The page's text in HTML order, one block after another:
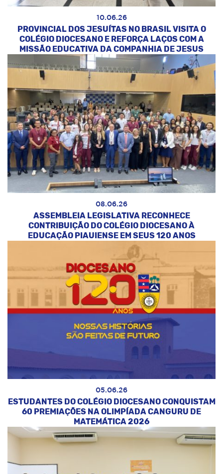
10.06.26
PROVINCIAL DOS JESUÍTAS NO BRASIL VISITA O
COLÉGIO DIOCESANO E REFORÇA LAÇOS COM A
MISSÃO EDUCATIVA DA COMPANHIA DE JESUS
08.06.26
ASSEMBLEIA LEGISLATIVA RECONHECE
CONTRIBUIÇÃO DO COLÉGIO DIOCESANO À
EDUCAÇÃO PIAUIENSE EM SEUS 120 ANOS
05.06.26
ESTUDANTES DO COLÉGIO DIOCESANO CONQUISTAM
60 PREMIAÇÕES NA OLIMPÍADA CANGURU DE
MATEMÁTICA 2026